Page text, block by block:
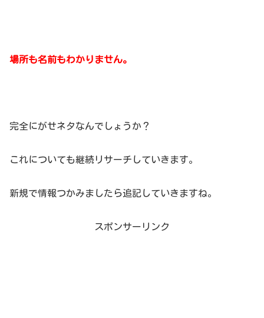
場所も名前もわかりません。
完全にがせネタなんでしょうか？
これについても継続リサーチしていきます。
新規で情報つかみましたら追記していきますね。
スポンサーリンク